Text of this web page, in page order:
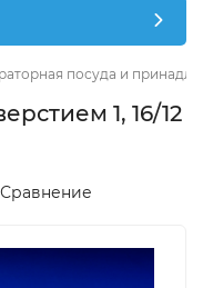
посуда и
1, 16/12
Сравнение